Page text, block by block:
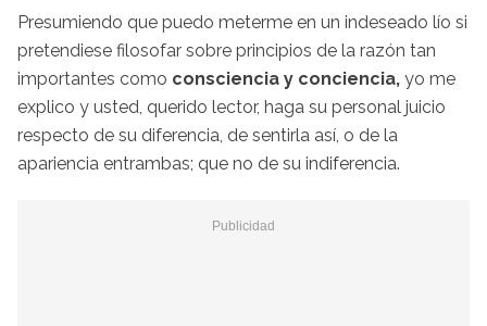
Presumiendo que puedo meterme en un indeseado lío si
pretendiese filosofar sobre principios de la razón tan
importantes como consciencia y conciencia, yo me
explico y usted, querido lector, haga su personal juicio
respecto de su diferencia, de sentirla así, o de la
apariencia entrambas; que no de su indiferencia.